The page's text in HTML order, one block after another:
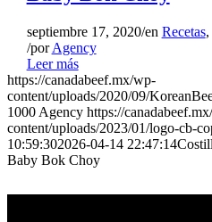
septiembre 17, 2020/en Recetas,
/porAgency
Leer más
https://canadabeef.mx/wp-
content/uploads/2020/09/
1000 Agency https://
content/uploads/2023/01/logo-cb-
10:59:302026-04-14 22:47:14
Baby Bok Choy